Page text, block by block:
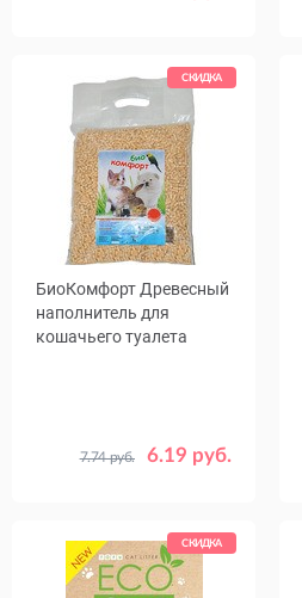
СКИДКА
БиоКомфорт Древесный
наполнитель для
кошачьего туалета
6.19 руб.
7.74 руб.
Объем,
10 30
СКИДКА